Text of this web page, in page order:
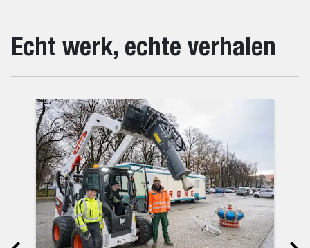
Echt werk, echte verhalen